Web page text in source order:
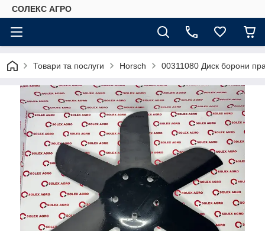
СОЛЕКС АГРО
Товари та послуги Horsch 00311080 Диск борони